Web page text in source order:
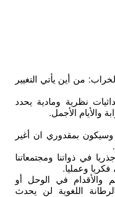
من أين يأتي التغيير
نظرية ومادية يحدد
والأيام الأجمل.
بمقدوري ان أغير
في ذواتنا ومجتمعاتنا
فكريا وعمليا.
والأقدام في الوحل أو
اللغوية لن يحدث